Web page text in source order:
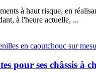
à haut risque, en
à l'heure actuelle, ...
ses châssis à